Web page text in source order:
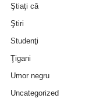
Ştiaţi că
Ştiri
Studenţi
Ţigani
Umor negru
Uncategorized